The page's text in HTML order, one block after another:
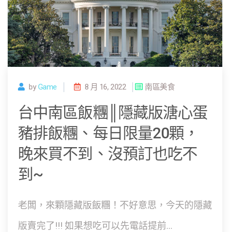
byGame 8 月 16, 2022 南區美食
台中南區飯糰║隱藏版溏心蛋
豬排飯糰、每日限量20顆，
晚來買不到、沒預訂也吃不
到~
老闆，來顆隱藏版飯糰！不好意思，今天的隱藏
版賣完了!!! 如果想吃可以先電話提前...